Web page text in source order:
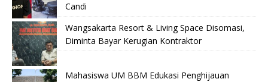
Candi
Wangsakarta Resort & Living Space Disomasi,
Diminta Bayar Kerugian Kontraktor
Mahasiswa UM BBM Edukasi Penghijauan